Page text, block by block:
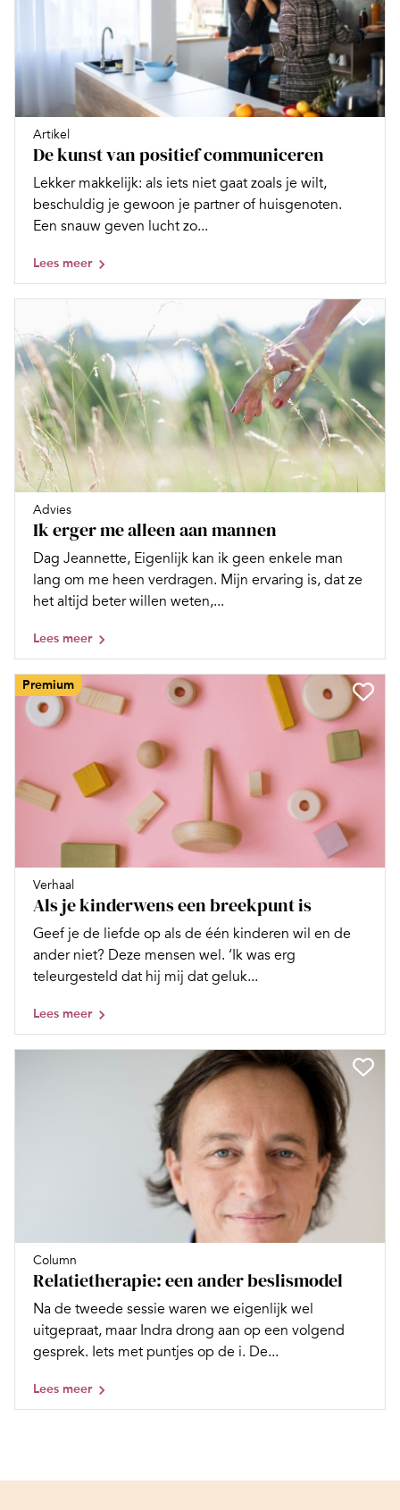
Artikel
De kunst van positief communiceren
Lekker makkelijk: als iets niet gaat zoals je wilt,
beschuldig je gewoon je partner of huisgenoten.
Een snauw geven lucht zo...
Lees meer
Advies
Ik erger me alleen aan mannen
Dag Jeannette, Eigenlijk kan ik geen enkele man
lang om me heen verdragen. Mijn ervaring is, dat ze
het altijd beter willen weten,...
Lees meer
Premium
Verhaal
Als je kinderwens een breekpunt is
Geef je de liefde op als de één kinderen wil en de
ander niet? Deze mensen wel. ‘Ik was erg
teleurgesteld dat hij mij dat geluk...
Lees meer
Column
Relatietherapie: een ander beslismodel
Na de tweede sessie waren we eigenlijk wel
uitgepraat, maar Indra drong aan op een volgend
gesprek. Iets met puntjes op de i. De...
Lees meer